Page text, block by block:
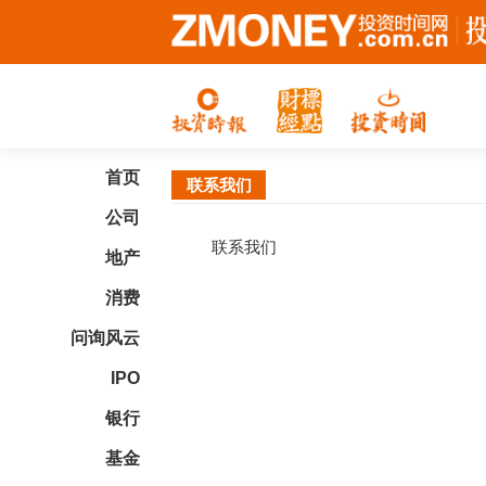
首页
公司
地产
消费
问询风云
IPO
银行
基金
联系我们
联系我们